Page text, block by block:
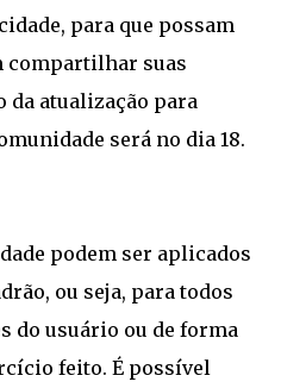
para que possam
compartilhar suas
da atualização para
será no dia 18.
podem ser aplicados
ou seja, para todos
do usuário ou de forma
feito. É possível